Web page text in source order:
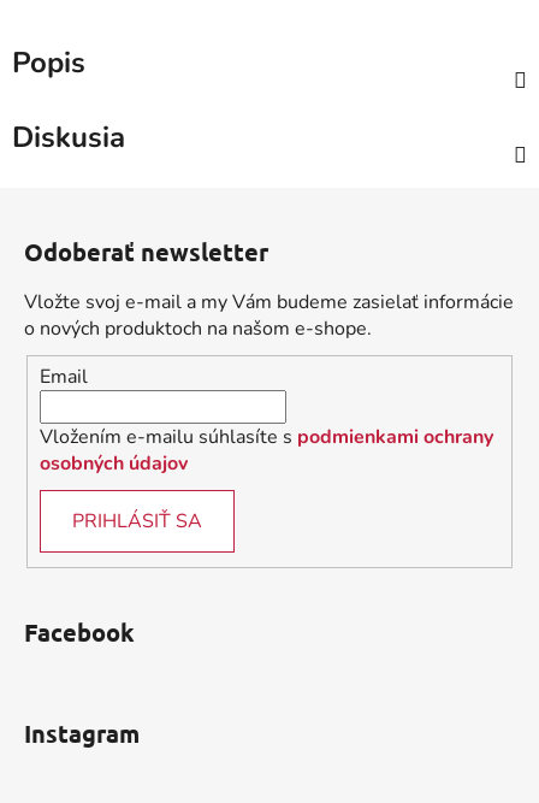
Popis
Diskusia
Odoberať newsletter
Vložte svoj e-mail a my Vám budeme zasielať informácie
o nových produktoch na našom e-shope.
Email
Vložením e-mailu súhlasíte s podmienkami ochrany
osobných údajov
PRIHLÁSIŤ SA
Facebook
Instagram